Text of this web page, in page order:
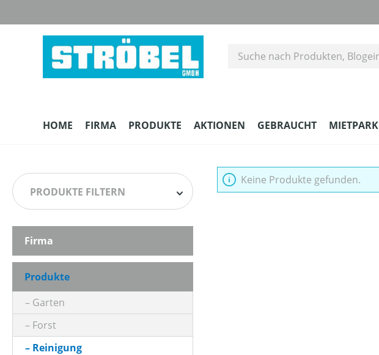
HOME FIRMA PRODUKTE AKTIONEN GEBRAUCHT MIETPARK
PRODUKTE FILTERN
Firma
Produkte
Garten
Forst
Reinigung
Keine Produkte gefunden.